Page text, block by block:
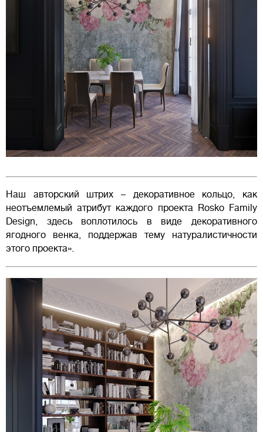
Наш авторский штрих – декоративное кольцо, как
неотъемлемый атрибут каждого проекта Rosko Family
Design, здесь воплотилось в виде декоративного
ягодного венка, поддержав тему натуралистичности
этого проекта».